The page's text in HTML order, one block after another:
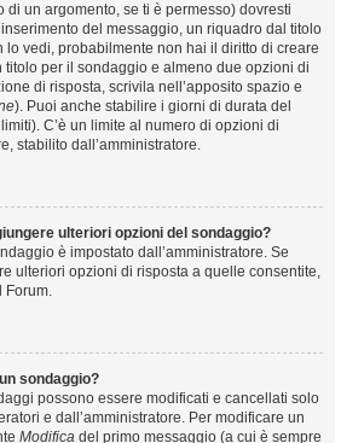
un argomento, se ti è permesso) dovresti
del messaggio, un riquadro dal titolo
lo vedi, probabilmente non hai il diritto di creare
per il sondaggio e almeno due opzioni di
di risposta, scrivila nell’apposito spazio e
). Puoi anche stabilire i giorni di durata del
C’è un limite al numero di opzioni di
stabilito dall’amministratore.
ulteriori opzioni del sondaggio?
è impostato dall’amministratore. Se
ulteriori opzioni di risposta a quelle consentite,
Forum.
sondaggio?
possono essere modificati e cancellati solo
e dall’amministratore. Per modificare un
Modifica del primo messaggio (a cui è sempre